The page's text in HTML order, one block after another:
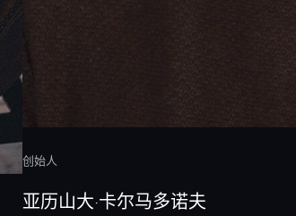
创始人
亚历山大·卡尔马多诺夫